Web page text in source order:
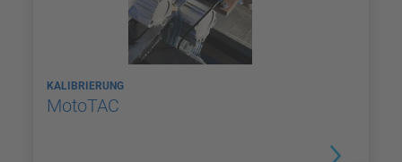
KALIBRIERUNG
MotoTAC